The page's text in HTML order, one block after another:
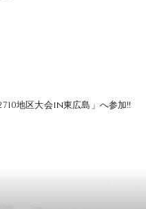
地区大会in東広島」へ参加!!